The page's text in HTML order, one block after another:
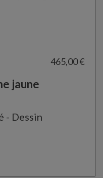
465,00 €
jaune
- Dessin